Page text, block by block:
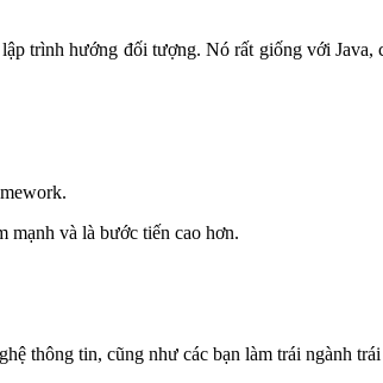
trình hướng đối tượng. Nó rất giống với Java,
mạnh và là bước tiến cao hơn.
thông tin, cũng như các bạn làm trái ngành